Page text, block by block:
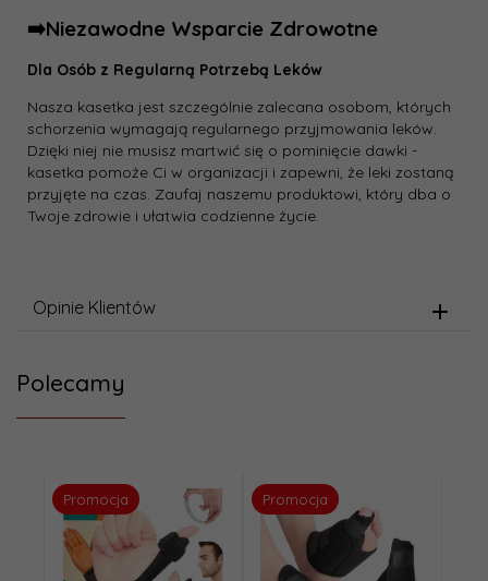
➡️Niezawodne Wsparcie Zdrowotne
Dla Osób z Regularną Potrzebą Leków
Nasza kasetka jest szczególnie zalecana osobom, których
schorzenia wymagają regularnego przyjmowania leków.
Dzięki niej nie musisz martwić się o pominięcie dawki -
kasetka pomoże Ci w organizacji i zapewni, że leki zostaną
przyjęte na czas. Zaufaj naszemu produktowi, który dba o
Twoje zdrowie i ułatwia codzienne życie.
Opinie Klientów
Polecamy
Promocja Promocja